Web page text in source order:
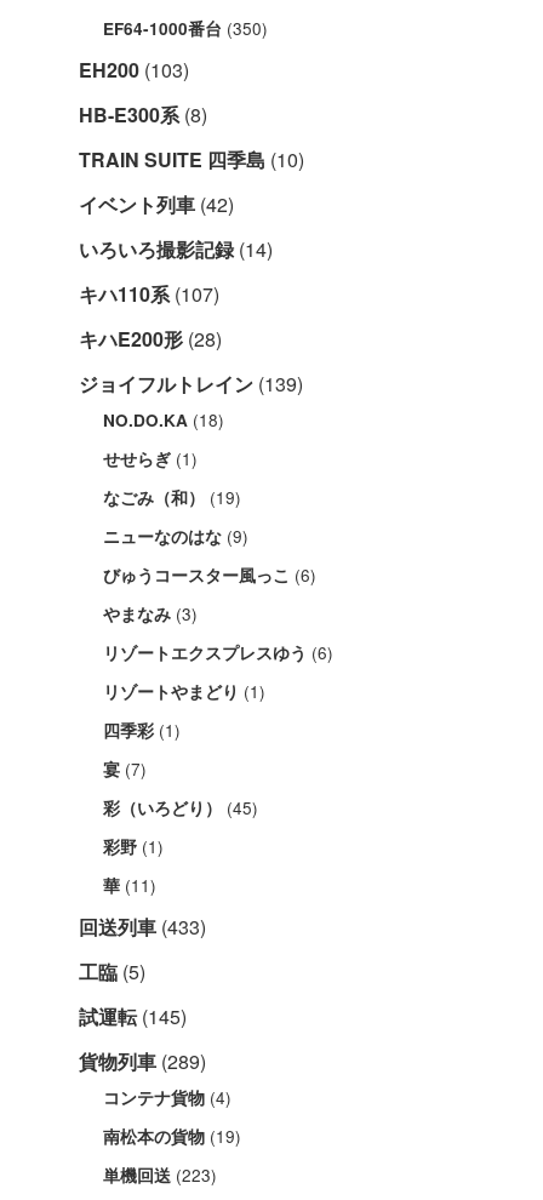
EF64-1000番台 (350)
EH200 (103)
HB-E300系(8)
TRAIN SUITE 四季島 (10)
イベント列車 (42)
いろいろ撮影記録(14)
キハ110系(107)
キハE200形 (28)
ジョイフルトレイン (139)
NO.DO.KA (18)
せせらぎ (1)
なごみ（和） (19)
ニューなのはな (9)
びゅうコースター風っこ (6)
やまなみ (3)
リゾートエクスプレスゆう (6)
リゾートやまどり (1)
四季彩 (1)
宴 (7)
彩（いろどり） (45)
彩野 (1)
華 (11)
回送列車 (433)
工臨 (5)
試運転(145)
貨物列車 (289)
コンテナ貨物 (4)
南松本の貨物 (19)
単機回送 (223)